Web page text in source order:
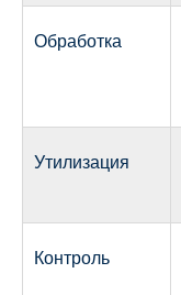
Обработка
Утилизация
Контроль